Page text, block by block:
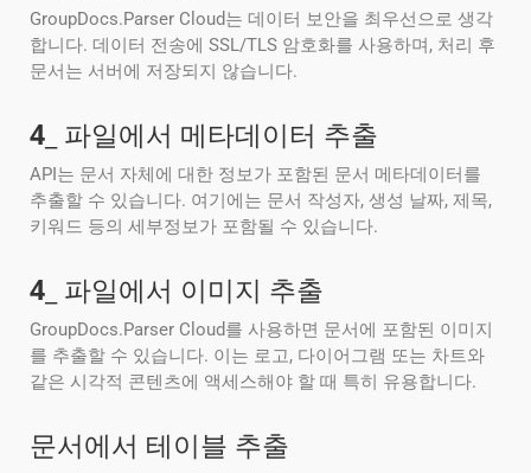
GroupDocs.Parser Cloud는 데이터 보안을 최우선으로 생각
합니다. 데이터 전송에 SSL/TLS 암호화를 사용하며, 처리 후
문서는 서버에 저장되지 않습니다.
4 _ 파일에서 메타데이터 추출
API는 문서 자체에 대한 정보가 포함된 문서 메타데이터를
추출할 수 있습니다. 여기에는 문서 작성자, 생성 날짜, 제목,
키워드 등의 세부정보가 포함될 수 있습니다.
4 _ 파일에서 이미지 추출
GroupDocs.Parser Cloud를 사용하면 문서에 포함된 이미지
를 추출할 수 있습니다. 이는 로고, 다이어그램 또는 차트와
같은 시각적 콘텐츠에 액세스해야 할 때 특히 유용합니다.
문서에서 테이블 추출